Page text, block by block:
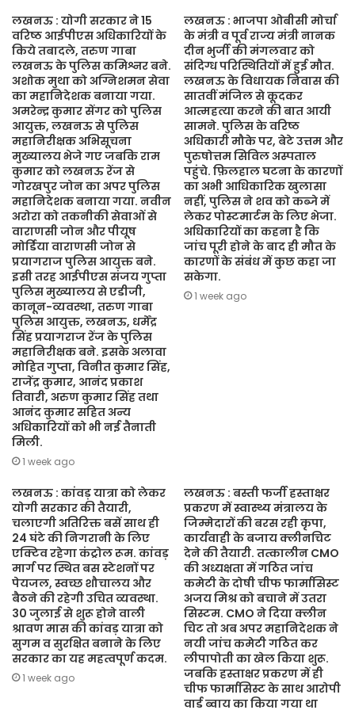
लखनऊ : योगी सरकार ने 15
वरिष्ठ आईपीएस अधिकारियों के
किये तबादले, तरुण गाबा
लखनऊ के पुलिस कमिश्नर बने.
अशोक मुथा को अग्निशमन सेवा
का महानिदेशक बनाया गया.
अमरेन्द्र कुमार सेंगर को पुलिस
आयुक्त, लखनऊ से पुलिस
महानिरीक्षक अभिसूचना
मुख्यालय भेजे गए जबकि राम
कुमार को लखनऊ रेंज से
गोरखपुर जोन का अपर पुलिस
महानिदेशक बनाया गया. नवीन
अरोरा को तकनीकी सेवाओं से
वाराणसी जोन और पीयूष
मोर्डिया वाराणसी जोन से
प्रयागराज पुलिस आयुक्त बने.
इसी तरह आईपीएस संजय गुप्ता
पुलिस मुख्यालय से एडीजी,
कानून-व्यवस्था, तरुण गाबा
पुलिस आयुक्त, लखनऊ, धर्मेंद्र
सिंह प्रयागराज रेंज के पुलिस
महानिरीक्षक बने. इसके अलावा
मोहित गुप्ता, विनीत कुमार सिंह,
राजेंद्र कुमार, आनंद प्रकाश
तिवारी, अरुण कुमार सिंह तथा
आनंद कुमार सहित अन्य
अधिकारियों को भी नई तैनाती
मिली.
1 week ago
लखनऊ : भाजपा ओबीसी मोर्चा
के मंत्री व पूर्व राज्य मंत्री नानक
दीन भुर्जी की मंगलवार को
संदिग्ध परिस्थितियों में हुई मौत.
लखनऊ के विधायक निवास की
सातवीं मंजिल से कूदकर
आत्महत्या करने की बात आयी
सामने. पुलिस के वरिष्ठ
अधिकारी मौके पर, बेटे उत्तम और
पुरुषोत्तम सिविल अस्पताल
पहुंचे. फ़िलहाल घटना के कारणों
का अभी आधिकारिक खुलासा
नहीं, पुलिस ने शव को कब्जे में
लेकर पोस्टमार्टम के लिए भेजा.
अधिकारियों का कहना है कि
जांच पूरी होने के बाद ही मौत के
कारणों के संबंध में कुछ कहा जा
सकेगा.
1 week ago
लखनऊ : कांवड़ यात्रा को लेकर
योगी सरकार की तैयारी,
चलाएगी अतिरिक्त बसें साथ ही
24 घंटे की निगरानी के लिए
एक्टिव रहेगा कंट्रोल रूम. कांवड़
मार्ग पर स्थित बस स्टेशनों पर
पेयजल, स्वच्छ शौचालय और
बैठने की रहेगी उचित व्यवस्था.
30 जुलाई से शुरू होने वाली
श्रावण मास की कांवड़ यात्रा को
सुगम व सुरक्षित बनाने के लिए
सरकार का यह महत्वपूर्ण कदम.
1 week ago
लखनऊ : बस्ती फर्जी हस्ताक्षर
प्रकरण में स्वास्थ्य मंत्रालय के
जिम्मेदारों की बरस रही कृपा,
कार्यवाही के बजाय क्लीनचिट
देने की तैयारी. तत्कालीन CMO
की अध्यक्षता में गठित जांच
कमेटी के दोषी चीफ फार्मासिस्ट
अजय मिश्र को बचाने में उतरा
सिस्टम. CMO ने दिया क्लीन
चिट तो अब अपर महानिदेशक ने
नयी जांच कमेटी गठित कर
लीपापोती का खेल किया शुरू.
जबकि हस्ताक्षर प्रकरण में ही
चीफ फार्मासिस्ट के साथ आरोपी
वार्ड ब्वाय का किया गया था